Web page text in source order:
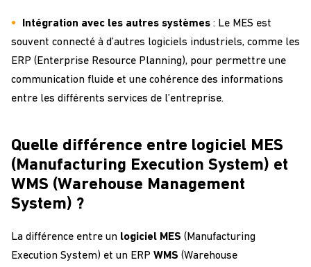
Intégration avec les autres systèmes : Le MES est
souvent connecté à d’autres logiciels industriels, comme les
ERP (Enterprise Resource Planning), pour permettre une
communication fluide et une cohérence des informations
entre les différents services de l’entreprise.
Quelle différence entre logiciel MES
(Manufacturing Execution System) et
WMS (Warehouse Management
System) ?
La différence entre un logiciel MES (Manufacturing
Execution System) et un ERP WMS (Warehouse